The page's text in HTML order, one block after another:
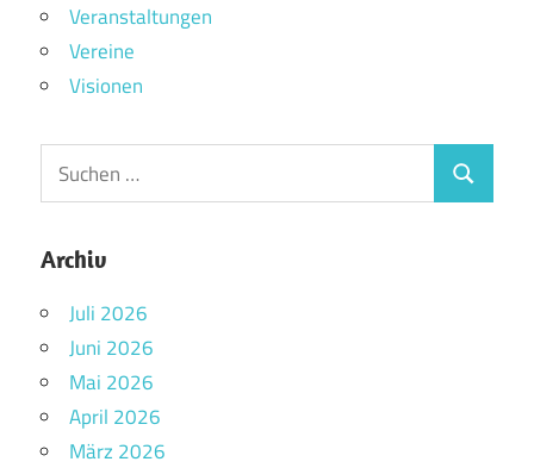
Veranstaltungen
Vereine
Visionen
Archiv
Juli 2026
Juni 2026
Mai 2026
April 2026
März 2026